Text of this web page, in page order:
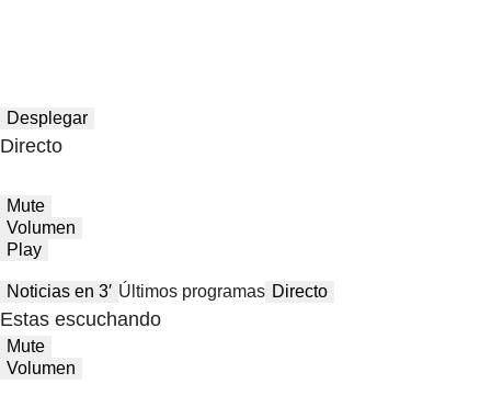
Desplegar
Directo
Mute
Volumen
Play
Noticias en 3′ Últimos programas Directo
Estas escuchando
Mute
Volumen